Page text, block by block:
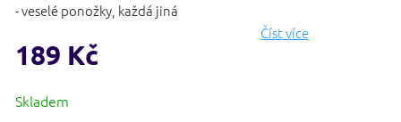
- veselé ponožky, každá jiná
Číst více
189 Kč
cena: